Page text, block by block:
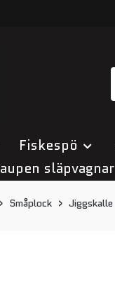
Fiskespö
släpvagnar
Småplock Jiggskalle